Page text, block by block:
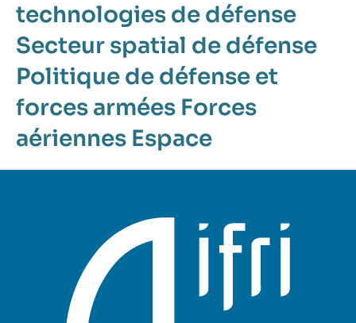
technologies de défense
Secteur spatial de défense
Politique de défense et
forces armées Forces
aériennes Espace